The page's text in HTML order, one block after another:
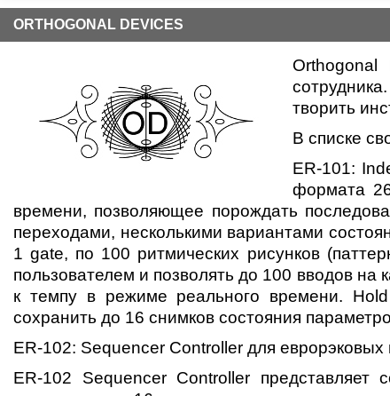
ORTHOGONAL DEVICES
творить
В списке
ER-101:
формата
времени, позволяющее порождать
переходами, несколькими вариантами
1 gate, по 100 ритмических рисунков
пользователем и позволять до 100 вводов
к темпу в режиме реального времени. Hold
сохранить до 16 снимков состояния
ER-102: Sequencer Controller для
ER-102 Sequencer Controller